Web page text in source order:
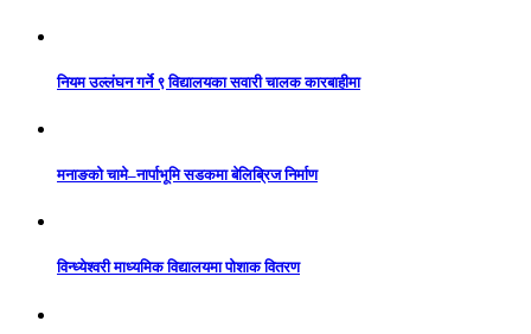
नियम उल्लंघन गर्ने ९ विद्यालयका सवारी चालक कारबाहीमा
मनाङको चामे–नार्पाभूमि सडकमा बेलिब्रिज निर्माण
विन्ध्येश्वरी माध्यमिक विद्यालयमा पोशाक वितरण